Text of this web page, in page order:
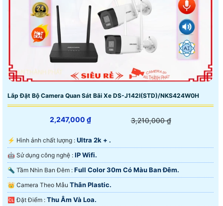
Lắp Đặt Bộ Camera Quan Sát Bãi Xe DS-J142I(STD)/NKS424W0H
2,247,000 ₫ 3,210,000 ₫
️⚡ Hình ảnh chất lượng : Ultra 2k + .
🤖️ Sử dụng công nghệ : IP Wifi.
🔦 Tầm Nhìn Ban Đêm : Full Color 30m Có Màu Ban Ðêm.
👑 Camera Theo Mẫu Thân Plastic.
️🆑 Đặt Điểm : Thu Âm Và Loa.